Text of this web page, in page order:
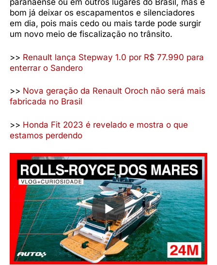
paranaense ou em outros lugares do Brasil, mas é
bom já deixar os escapamentos e silenciadores
em dia, pois mais cedo ou mais tarde pode surgir
um novo meio de fiscalização no trânsito.
>> Renault lança Stepway 1.0 por R$ 77.990 para
enterrar o Sandero
>> Nova geração da Renault Oroch não será mais
fabricada no Brasil
>> Honda Fit 2023 é revelado e mostra o que
estamos perdendo